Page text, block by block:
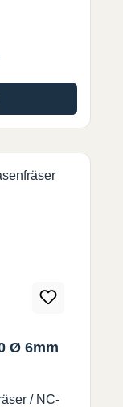
Ø 6mm
/ NC-